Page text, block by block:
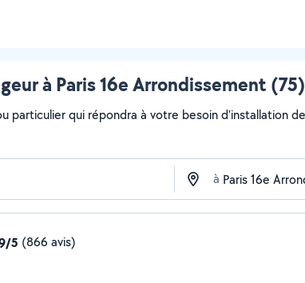
à Paris 16e Arrondissement
particulier qui répondra à votre besoin d'installation
à
5 (866 avis)